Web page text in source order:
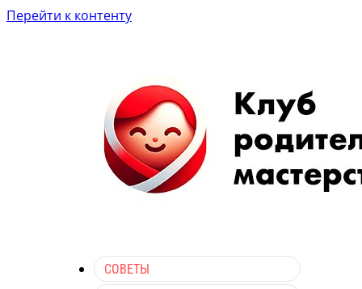
Перейти к контенту
СОВЕТЫ